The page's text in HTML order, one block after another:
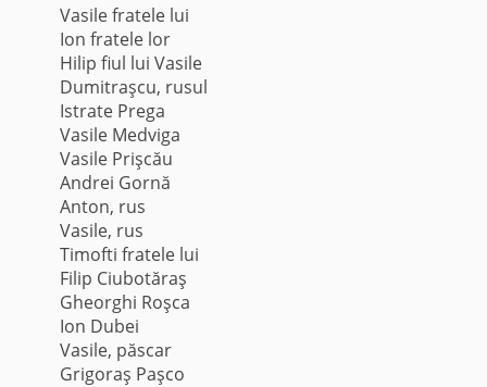
Vasile fratele lui
Ion fratele lor
Hilip fiul lui Vasile
Dumitraşcu, rusul
Istrate Prega
Vasile Medviga
Vasile Prişcău
Andrei Gornă
Anton, rus
Vasile, rus
Timofti fratele lui
Filip Ciubotăraş
Gheorghi Roşca
Ion Dubei
Vasile, păscar
Grigoraş Paşco